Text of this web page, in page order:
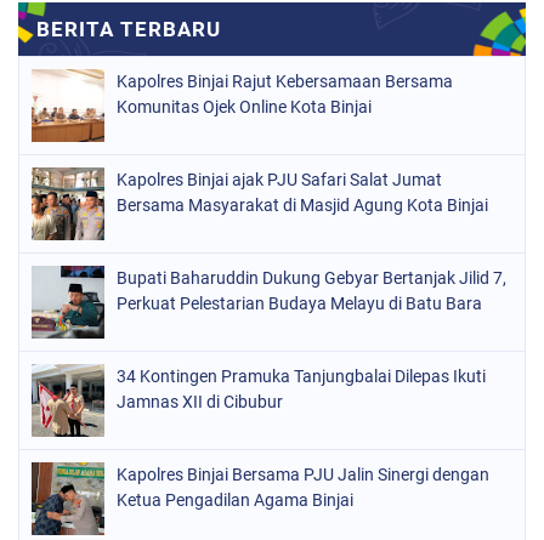
Kapolres Binjai Rajut Kebersamaan Bersama
Komunitas Ojek Online Kota Binjai
Kapolres Binjai ajak PJU Safari Salat Jumat
Bersama Masyarakat di Masjid Agung Kota Binjai
Bupati Baharuddin Dukung Gebyar Bertanjak Jilid 7,
Perkuat Pelestarian Budaya Melayu di Batu Bara
34 Kontingen Pramuka Tanjungbalai Dilepas Ikuti
Jamnas XII di Cibubur
Kapolres Binjai Bersama PJU Jalin Sinergi dengan
Ketua Pengadilan Agama Binjai